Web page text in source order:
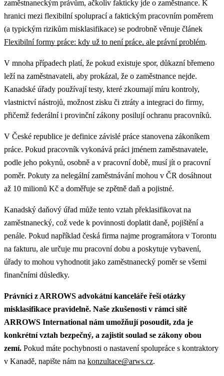
zaměstnaneckým právům, ačkoliv fakticky jde o zaměstnance. K
hranici mezi flexibilní spoluprací a faktickým pracovním poměrem
(a typickým rizikům misklasifikace) se podrobně věnuje článek
Flexibilní formy práce: kdy už to není práce, ale právní problém.
V mnoha případech platí, že pokud existuje spor, důkazní břemeno
leží na zaměstnavateli, aby prokázal, že o zaměstnance nejde.
Kanadské úřady používají testy, které zkoumají míru kontroly,
vlastnictví nástrojů, možnost zisku či ztráty a integraci do firmy,
přičemž federální i provinční zákony posilují ochranu pracovníků.
V České republice je definice závislé práce stanovena zákoníkem
práce. Pokud pracovník vykonává práci jménem zaměstnavatele,
podle jeho pokynů, osobně a v pracovní době, musí jít o pracovní
poměr. Pokuty za nelegální zaměstnávání mohou v ČR dosáhnout
až 10 milionů Kč a doměřuje se zpětně daň a pojistné.
Kanadský daňový úřad může tento vztah překlasifikovat na
zaměstnanecký, což vede k povinnosti doplatit daně, pojištění a
penále. Pokud například česká firma najme programátora v Torontu
na fakturu, ale určuje mu pracovní dobu a poskytuje vybavení,
úřady to mohou vyhodnotit jako zaměstnanecký poměr se všemi
finančními důsledky.
Právníci z ARROWS advokátní kanceláře řeší otázky
misklasifikace pravidelně. Naše zkušenosti v rámci sítě
ARROWS International nám umožňují posoudit, zda je
konkrétní vztah bezpečný, a zajistit soulad se zákony obou
zemí. Pokud máte pochybnosti o nastavení spolupráce s kontraktory
v Kanadě, napište nám na konzultace@arws.cz.